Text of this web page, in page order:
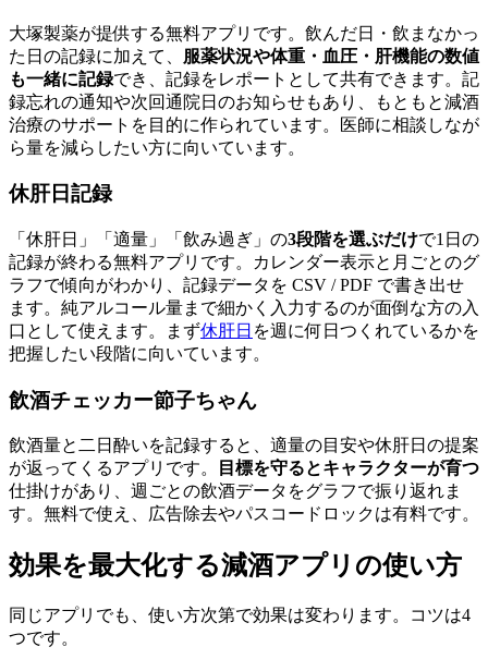
大塚製薬が提供する無料アプリです。飲んだ日・飲まなかっ
た日の記録に加えて、 服薬状況や体重・血圧・肝機能の数値
も一緒に記録でき、記録をレポートとして共有できます。記
録忘れの通知や次回通院日のお知らせもあり、もともと減酒
治療のサポートを目的に作られています。医師に相談しなが
ら量を減らしたい方に向いています。
休肝日記録
「休肝日」「適量」「飲み過ぎ」の3段階を選ぶだけで1日の
記録が終わる無料アプリです。カレンダー表示と月ごとのグ
ラフで傾向がわかり、記録データを CSV / PDF で書き出せ
ます。純アルコール量まで細かく入力するのが面倒な方の入
口として使えます。まず休肝日 を週に何日つくれているかを
把握したい段階に向いています。
飲酒チェッカー節子ちゃん
飲酒量と二日酔いを記録すると、適量の目安や休肝日の提案
が返ってくるアプリです。
目標を守るとキャラクターが育つ
仕掛けがあり、週ごとの飲酒データをグラフで振り返れま
す。無料で使え、広告除去やパスコードロックは有料です。
効果を最大化する減酒アプリの使い方
同じアプリでも、使い方次第で効果は変わります。コツは4
つです。